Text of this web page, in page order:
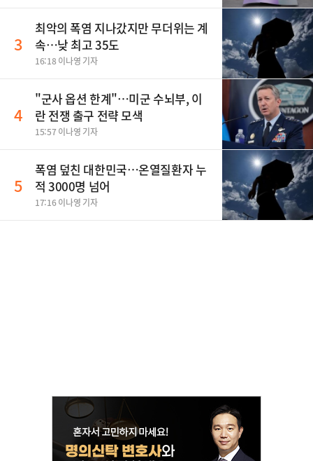
3
최악의 폭염 지나갔지만 무더위는 계
속…낮 최고 35도
16:18 이나영 기자
4
"군사 옵션 한계"…미군 수뇌부, 이
란 전쟁 출구 전략 모색
15:57 이나영 기자
5
폭염 덮친 대한민국…온열질환자 누
적 3000명 넘어
17:16 이나영 기자